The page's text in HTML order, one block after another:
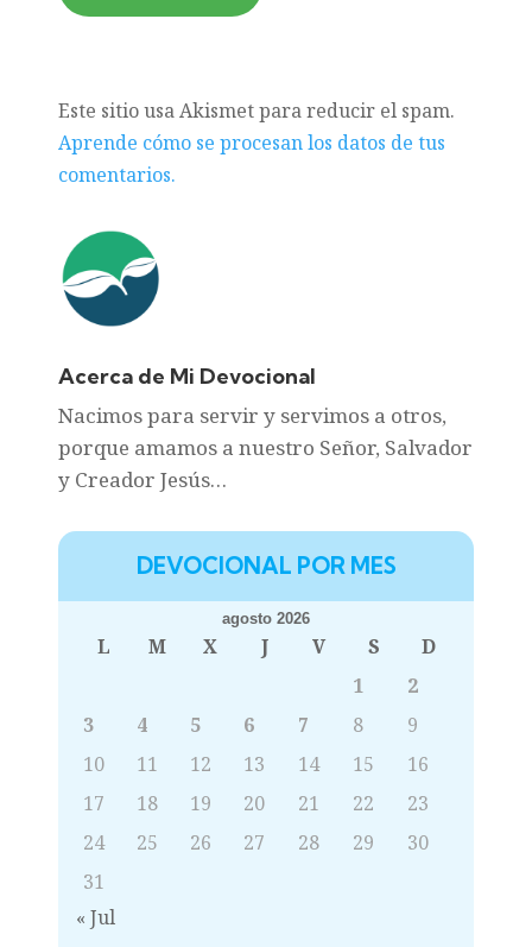
Este sitio usa Akismet para reducir el spam.
Aprende cómo se procesan los datos de tus
comentarios.
Acerca de Mi Devocional
Nacimos para servir y servimos a otros,
porque amamos a nuestro Señor, Salvador
y Creador Jesús…
DEVOCIONAL POR MES
agosto 2026
L M X J V S
D
1
2
3
4 5 6 7 8
9
10
11 12 13 14 15
16
17
18 19 20 21 22
23
24
25 26 27 28 29
30
31
« Jul